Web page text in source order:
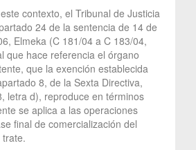
contexto, el Tribunal de Justicia
24 de la sentencia de 14 de
Elmeka (C 181/04 a C 183/04,
que hace referencia el órgano
que la exención establecida
8, de la Sexta Directiva,
letra d), reproduce en términos
se aplica a las operaciones
final de comercialización del